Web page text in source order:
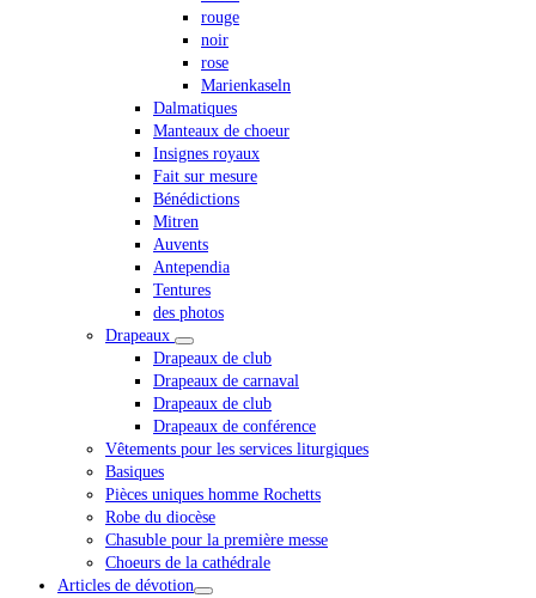
rouge
noir
rose
Marienkaseln
Dalmatiques
Manteaux de choeur
Insignes royaux
Fait sur mesure
Bénédictions
Mitren
Auvents
Antependia
Tentures
des photos
Drapeaux
Drapeaux de club
Drapeaux de carnaval
Drapeaux de club
Drapeaux de conférence
Vêtements pour les services liturgiques
Basiques
Pièces uniques homme Rochetts
Robe du diocèse
Chasuble pour la première messe
Choeurs de la cathédrale
Articles de dévotion